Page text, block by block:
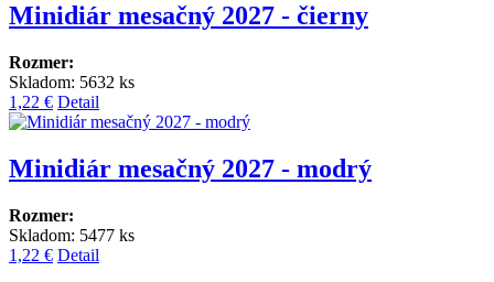
Minidiár mesačný 2027 - čierny
Rozmer:
Skladom: 5632 ks
1,22 € Detail
Minidiár mesačný 2027 - modrý
Rozmer:
Skladom: 5477 ks
1,22 € Detail